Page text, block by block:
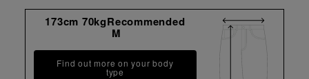
173cm 70kgRecommended
M
Find out more on your body
type